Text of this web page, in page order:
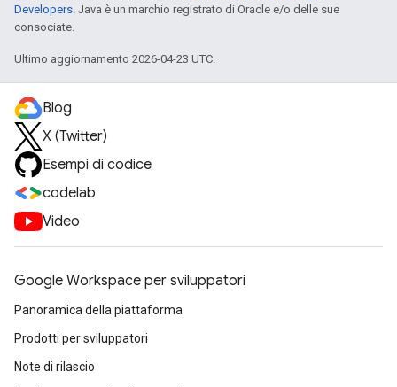
Developers. Java è un marchio registrato di Oracle e/o delle sue
consociate.
Ultimo aggiornamento 2026-04-23 UTC.
Blog
X (Twitter)
Esempi di codice
codelab
Video
Google Workspace per sviluppatori
Panoramica della piattaforma
Prodotti per sviluppatori
Note di rilascio